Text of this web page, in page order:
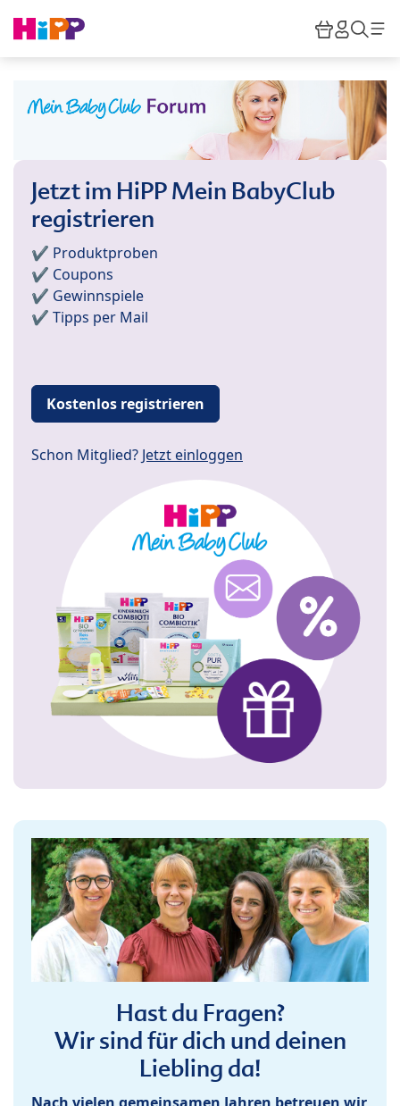
HiPP
Jetzt im HiPP Mein BabyClub
registrieren
✔️ Produktproben
✔️ Coupons
✔️ Gewinnspiele
✔️ Tipps per Mail
Kostenlos registrieren
Schon Mitglied? Jetzt einloggen
Hast du Fragen?
Wir sind für dich und deinen
Liebling da!